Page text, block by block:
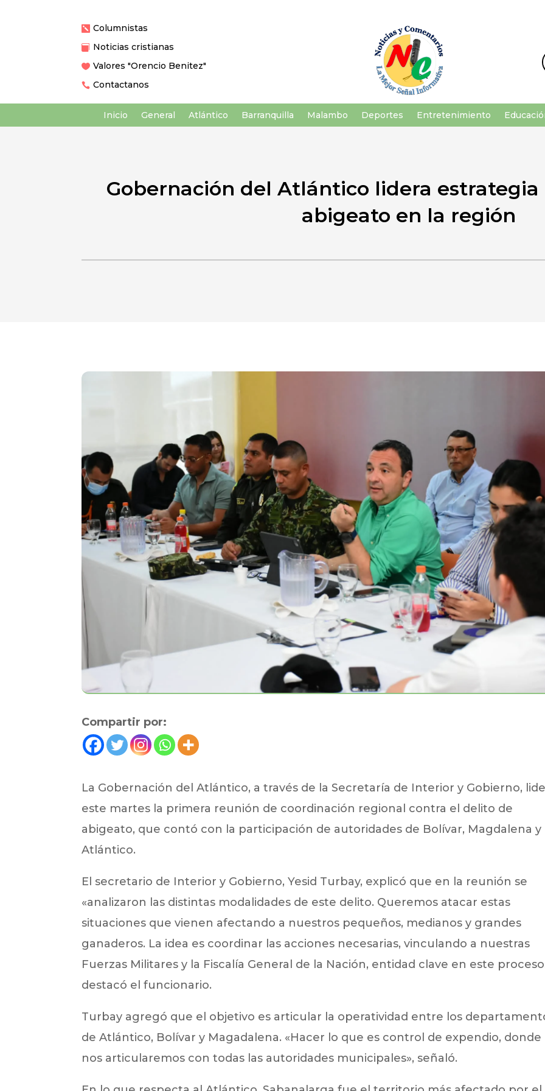
 Columnistas
 Noticias cristianas
 Valores "Orencio Benitez"
 Contactanos
Inicio General Atlántico Barranquilla Malambo Deportes Entretenimiento
Gobernación del Atlántico lidera
abigeato en la región
Compartir por:
La Gobernación del Atlántico, a través de la Secretaría de Interior y Gobierno,
este martes la primera reunión de coordinación regional contra el delito de
abigeato, que contó con la participación de autoridades de Bolívar, Magdalena y
Atlántico.
El secretario de Interior y Gobierno, Yesid Turbay, explicó que en la reunión se
«analizaron las distintas modalidades de este delito. Queremos atacar estas
situaciones que vienen afectando a nuestros pequeños, medianos y grandes
ganaderos. La idea es coordinar las acciones necesarias, vinculando a nuestras
Fuerzas Militares y la Fiscalía General de la Nación, entidad clave en este
destacó el funcionario.
Turbay agregó que el objetivo es articular la operatividad entre los
de Atlántico, Bolívar y Magadalena. «Hacer lo que es control de expendio, donde
nos articularemos con todas las autoridades municipales», señaló.